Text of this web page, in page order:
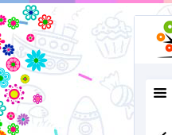
Раскраски